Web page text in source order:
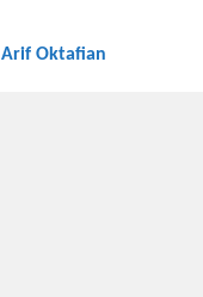
Arif Oktafian